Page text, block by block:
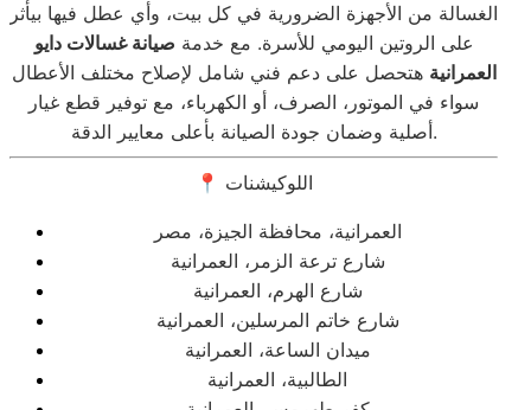
الغسالة من الأجهزة الضرورية في كل بيت، وأي عطل فيها بيأثر
على الروتين اليومي للأسرة. مع خدمة صيانة غسالات دايو
العمرانية هتحصل على دعم فني شامل لإصلاح مختلف الأعطال
سواء في الموتور، الصرف، أو الكهرباء، مع توفير قطع غيار
أصلية وضمان جودة الصيانة بأعلى معايير الدقة.
📍 اللوكيشنات
العمرانية، محافظة الجيزة، مصر
شارع ترعة الزمر، العمرانية
شارع الهرم، العمرانية
شارع خاتم المرسلين، العمرانية
ميدان الساعة، العمرانية
الطالبية، العمرانية